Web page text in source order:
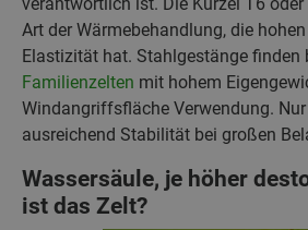
Art der Wärmebehandlung, die
Elastizität hat. Stahlgestänge finden
Familienzelten mit hohem
Windangriffsfläche Verwendung.
ausreichend Stabilität bei großen
Wassersäule, je höher
ist das Zelt?